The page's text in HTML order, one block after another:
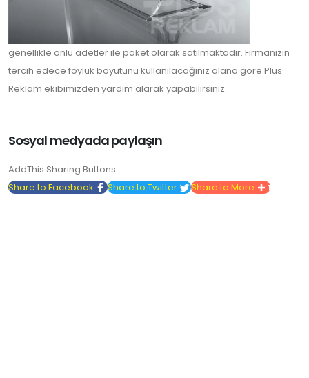
genellikle onlu adetler ile paket olarak satılmaktadır. Firmanızın
tercih edece föylük boyutunu kullanılacağınız alana göre Plus
Reklam ekibimizden yardım alarak yapabilirsiniz.
Sosyal medyada paylaşın
AddThis Sharing Buttons
Share to Facebook
Share to Twitter Share to More 1